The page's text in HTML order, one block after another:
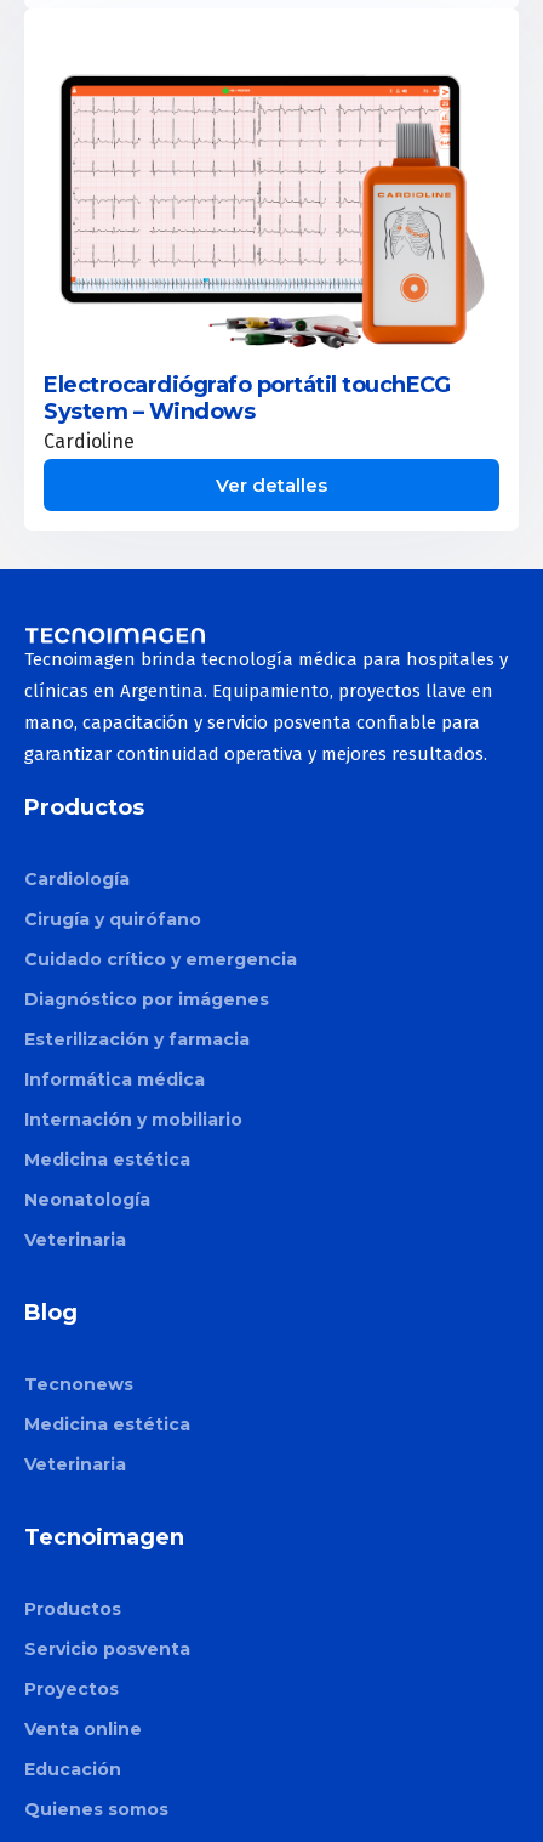
Electrocardiógrafo portátil touchECG
System – Windows
Cardioline
Ver detalles
Tecnoimagen brinda tecnología médica para hospitales y
clínicas en Argentina. Equipamiento, proyectos llave en
mano, capacitación y servicio posventa confiable para
garantizar continuidad operativa y mejores resultados.
Productos
Cardiología
Cirugía y quirófano
Cuidado crítico y emergencia
Diagnóstico por imágenes
Esterilización y farmacia
Informática médica
Internación y mobiliario
Medicina estética
Neonatología
Veterinaria
Blog
Tecnonews
Medicina estética
Veterinaria
Tecnoimagen
Productos
Servicio posventa
Proyectos
Venta online
Educación
Quienes somos